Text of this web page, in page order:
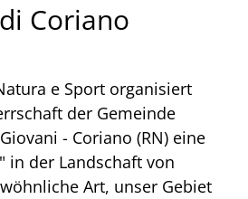
Coriano
e Sport organisiert
der Gemeinde
- Coriano (RN) eine
in der Landschaft von
Art, unser Gebiet